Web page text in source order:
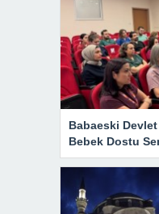
Babaeski
Bebek Dostu